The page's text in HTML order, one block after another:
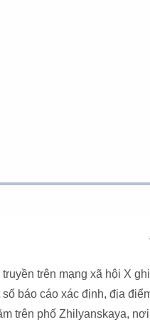
trên mạng xã hội X
số báo cáo xác định, địa
trên phố Zhilyanskaya,